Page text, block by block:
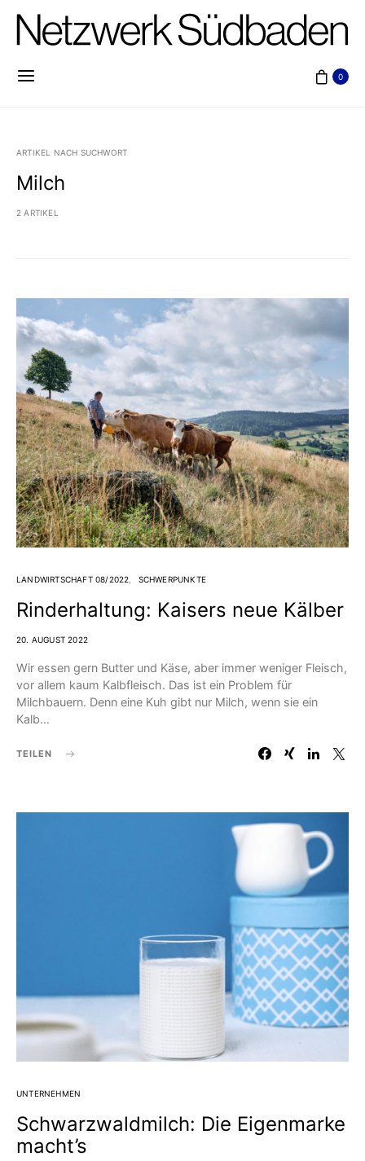
0
ARTIKEL NACH SUCHWORT
Milch
2 ARTIKEL
LANDWIRTSCHAFT 08/2022 SCHWERPUNKTE
Rinderhaltung: Kaisers neue Kälber
20. AUGUST 2022
Wir essen gern Butter und Käse, aber immer weniger Fleisch,
vor allem kaum Kalbfleisch. Das ist ein Problem für
Milchbauern. Denn eine Kuh gibt nur Milch, wenn sie ein
Kalb…
TEILEN
UNTERNEHMEN
Schwarzwaldmilch: Die Eigenmarke
macht’s